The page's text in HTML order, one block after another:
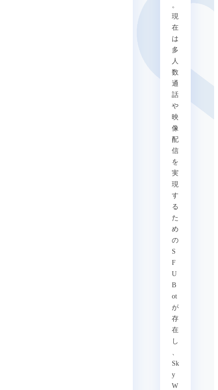
。
現
在
は
多
人
数
通
話
や
映
像
配
信
を
実
現
す
る
た
め
の
S
F
U
B
ot
が
存
在
し
、
Sk
y
W